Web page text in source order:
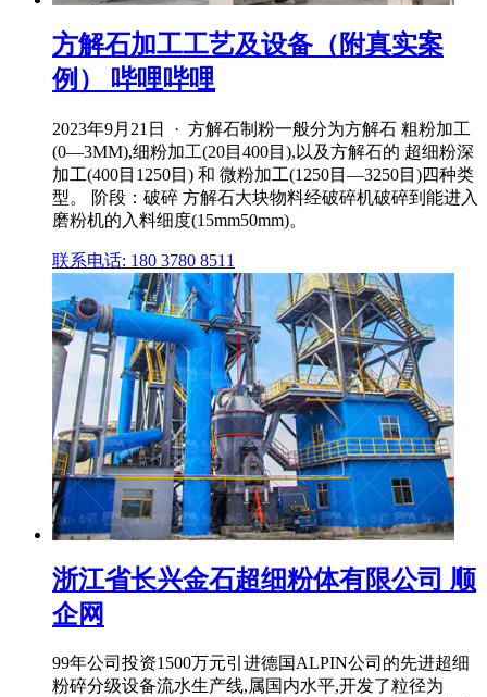
方解石加工工艺及设备（附真实案
例） 哔哩哔哩
2023年9月21日 · 方解石制粉一般分为方解石 粗粉加工
(0―3MM),细粉加工(20目400目),以及方解石的 超细粉深
加工(400目1250目) 和 微粉加工(1250目―3250目)四种类
型。 阶段：破碎 方解石大块物料经破碎机破碎到能进入
磨粉机的入料细度(15mm50mm)。
联系电话: 180 3780 8511
浙江省长兴金石超细粉体有限公司 顺
企网
99年公司投资1500万元引进德国ALPIN公司的先进超细
粉碎分级设备流水生产线,属国内水平,开发了粒径为